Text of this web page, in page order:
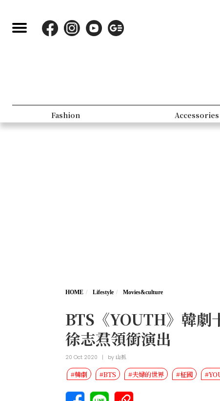
Fashion Accessories
HOME Lifestyle Movies&culture
BTS《YOUTH》韓劇
徐志焄領銜演出
20 Oct 2020 | by山抓
#韓劇 #BTS #夫婦的世界 #柾國